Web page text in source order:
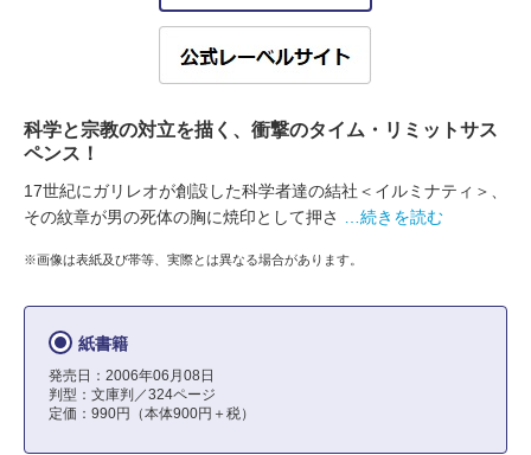
科学と宗教の対立を描く、衝撃のタイム・リミットサス
ペンス！
17世紀にガリレオが創設した科学者達の結社＜イルミナティ＞、
その紋章が男の死体の胸に焼印として押さ
…続きを読む
※画像は表紙及び帯等、実際とは異なる場合があります。
紙書籍
発売日：2006年06月08日
判型：文庫判／324ページ
定価：990円（本体900円＋税）